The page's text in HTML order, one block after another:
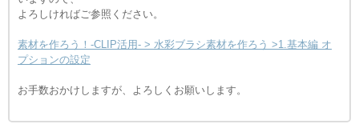
よろしければご参照ください。
素材を作ろう！-CLIP活用- > 水彩ブラシ素材を作ろう >1.基本編 オ
プションの設定
お手数おかけしますが、よろしくお願いします。